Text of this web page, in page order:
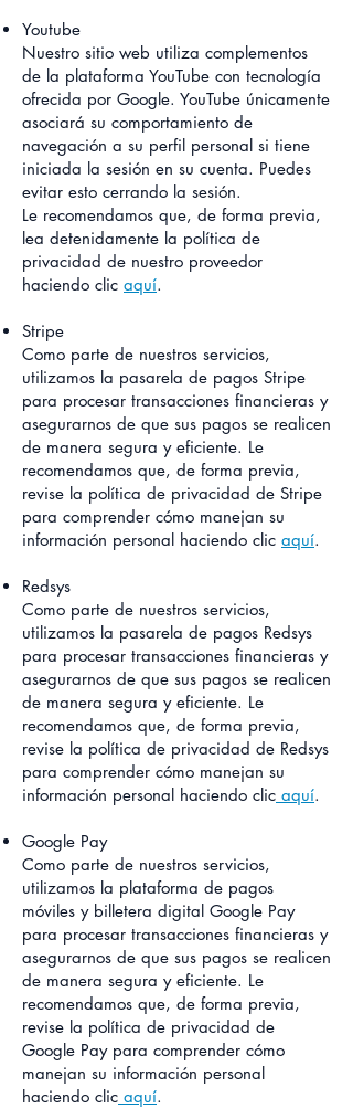
Youtube
Nuestro sitio web utiliza complementos
de la plataforma YouTube con tecnología
ofrecida por Google. YouTube únicamente
asociará su comportamiento de
navegación a su perfil personal si tiene
iniciada la sesión en su cuenta. Puedes
evitar esto cerrando la sesión.
Le recomendamos que, de forma previa,
lea detenidamente la política de
privacidad de nuestro proveedor
haciendo clic aquí.
Stripe
Como parte de nuestros servicios,
utilizamos la pasarela de pagos Stripe
para procesar transacciones financieras y
asegurarnos de que sus pagos se realicen
de manera segura y eficiente. Le
recomendamos que, de forma previa,
revise la política de privacidad de Stripe
para comprender cómo manejan su
información personal haciendo clic aquí.
Redsys
Como parte de nuestros servicios,
utilizamos la pasarela de pagos Redsys
para procesar transacciones financieras y
asegurarnos de que sus pagos se realicen
de manera segura y eficiente. Le
recomendamos que, de forma previa,
revise la política de privacidad de Redsys
para comprender cómo manejan su
información personal haciendo clic aquí.
Google Pay
Como parte de nuestros servicios,
utilizamos la plataforma de pagos
móviles y billetera digital Google Pay
para procesar transacciones financieras y
asegurarnos de que sus pagos se realicen
de manera segura y eficiente. Le
recomendamos que, de forma previa,
revise la política de privacidad de
Google Pay para comprender cómo
manejan su información personal
haciendo clic aquí.